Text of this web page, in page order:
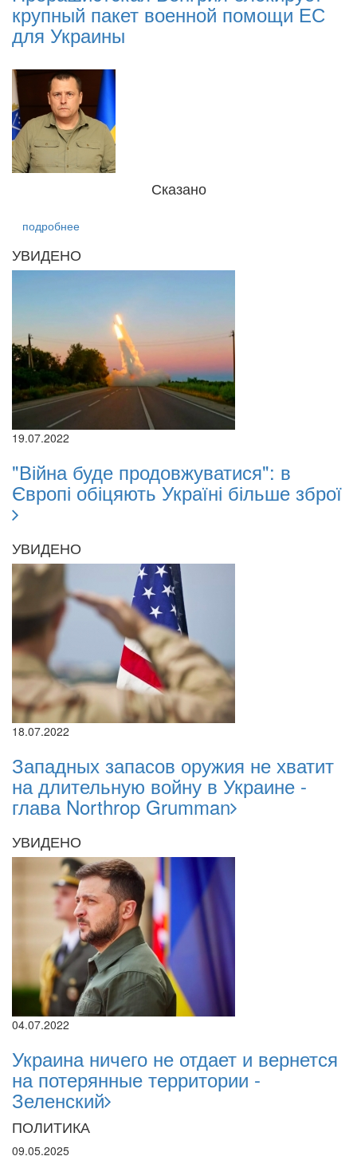
крупный пакет военной помощи ЕС
для Украины
Сказано
подробнее
УВИДЕНО
19.07.2022
"Війна буде продовжуватися": в
Європі обіцяють Україні більше зброї
УВИДЕНО
18.07.2022
Западных запасов оружия не хватит
на длительную войну в Украине -
глава Northrop Grumman
УВИДЕНО
04.07.2022
Украина ничего не отдает и вернется
на потерянные территории -
Зеленский
ПОЛИТИКА
09.05.2025